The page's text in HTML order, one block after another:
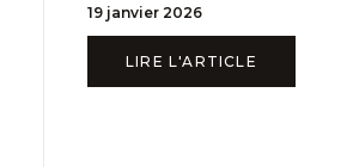
19 janvier 2026
LIRE L'ARTICLE